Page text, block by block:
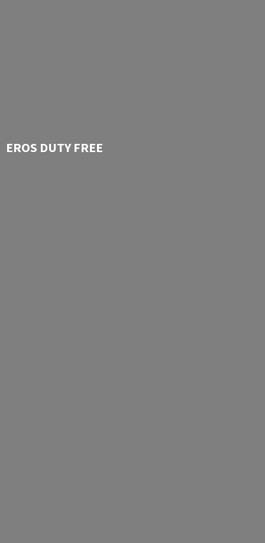
EROS DUTY FREE